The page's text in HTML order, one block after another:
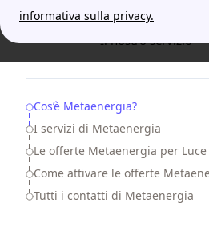
informativa sulla privacy.
Il nostro servizio
Table of Contents
Cos’è Metaenergia?
I servizi di Metaenergia
Le offerte Metaenergia per Luce
Come attivare le offerte
Tutti i contatti di Metaenergia